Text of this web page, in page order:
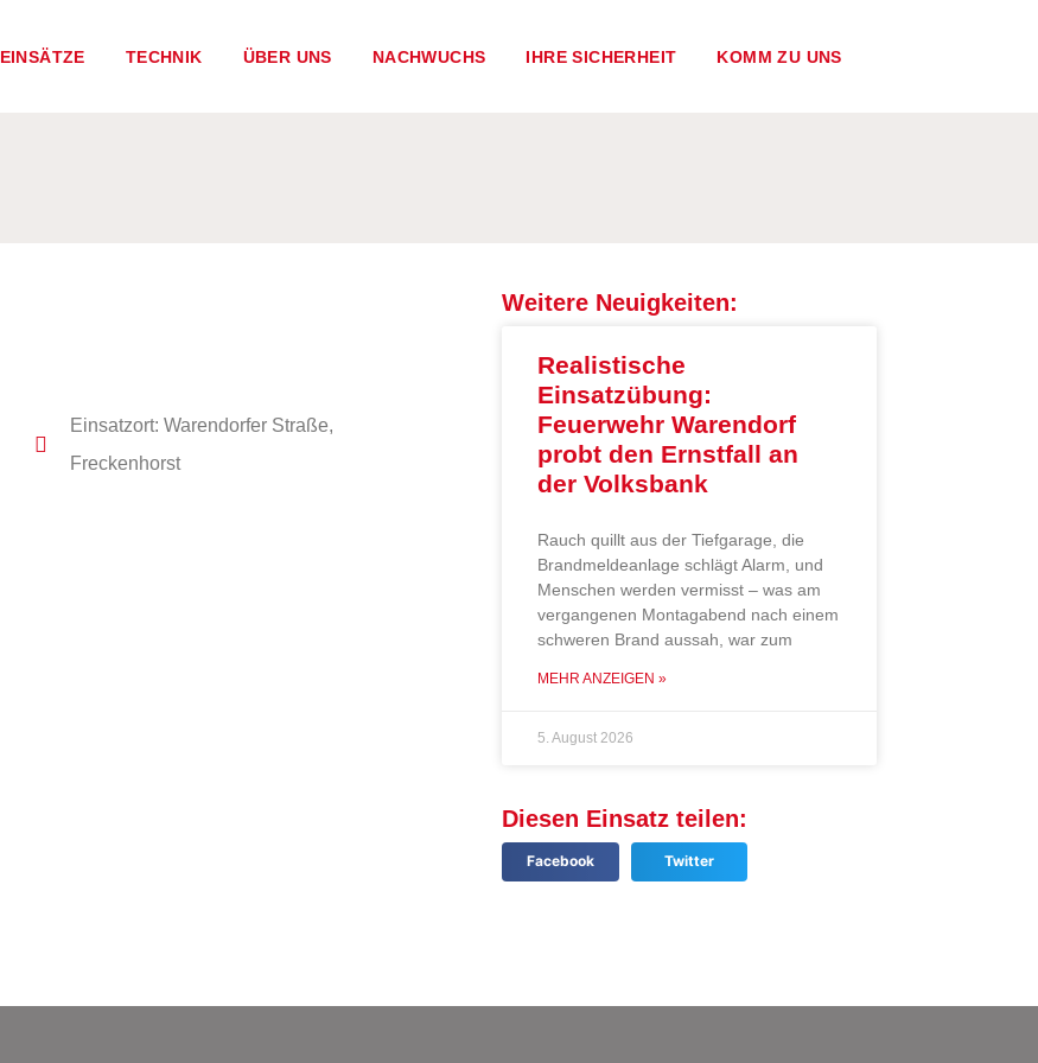
EINSÄTZE TECHNIK ÜBER UNS NACHWUCHS IHRE SICHERHEIT KOMM ZU UNS
Einsatzort: Warendorfer Straße,
Freckenhorst
Weitere Neuigkeiten:
Realistische
Einsatzübung:
Feuerwehr Warendorf
probt den Ernstfall an
der Volksbank
Rauch quillt aus der Tiefgarage, die
Brandmeldeanlage schlägt Alarm, und
Menschen werden vermisst – was am
vergangenen Montagabend nach einem
schweren Brand aussah, war zum
MEHR ANZEIGEN »
5. August 2026
Diesen Einsatz teilen:
Facebook Twitter